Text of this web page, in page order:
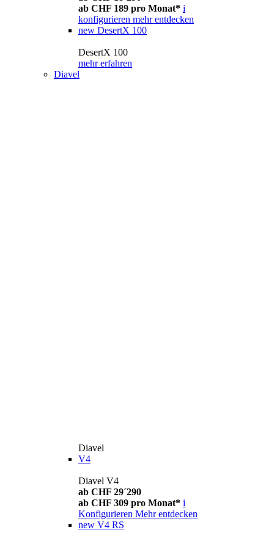
ab CHF 189 pro Monat* i
konfigurieren mehr entdecken
new DesertX 100
DesertX 100
mehr erfahren
Diavel
Diavel
V4
Diavel V4
ab CHF 29´290
ab CHF 309 pro Monat* i
Konfigurieren Mehr entdecken
new V4 RS